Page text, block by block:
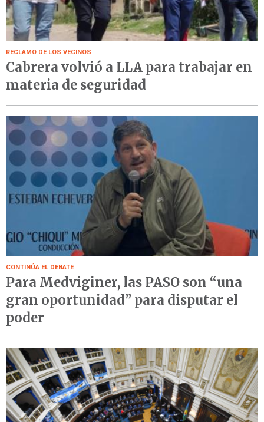
RECLAMO DE LOS VECINOS
Cabrera volvió a LLA para trabajar en
materia de seguridad
CONTINÚA EL DEBATE
Para Medviginer, las PASO son “una
gran oportunidad” para disputar el
poder